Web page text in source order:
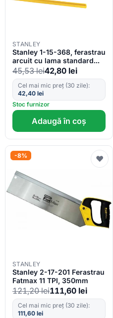
STANLEY
Stanley 1-15-368, ferastrau
arcuit cu lama standard
pentru lemn, 610 mm
45,53lei42,80 lei
Cel mai mic preț (30 zile):
42,40 lei
Stoc furnizor
Adaugă în coș
-8% ♥
STANLEY
Stanley 2-17-201 Ferastrau
Fatmax 11 TPI, 350mm
121,20lei111,60 lei
Cel mai mic preț (30 zile):
111,60 lei